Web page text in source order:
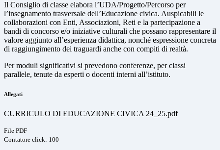
Il Consiglio di classe elabora l’UDA/Progetto/Percorso per
l’insegnamento trasversale dell’Educazione civica. Auspicabili le
collaborazioni con Enti, Associazioni, Reti e la partecipazione a
bandi di concorso e/o iniziative culturali che possano rappresentare il
valore aggiunto all’esperienza didattica, nonché espressione concreta
di raggiungimento dei traguardi anche con compiti di realtà.
Per moduli significativi si prevedono conferenze, per classi
parallele, tenute da esperti o docenti interni all’istituto.
Allegati
CURRICULO DI EDUCAZIONE CIVICA 24_25.pdf
File PDF
Contatore click: 100